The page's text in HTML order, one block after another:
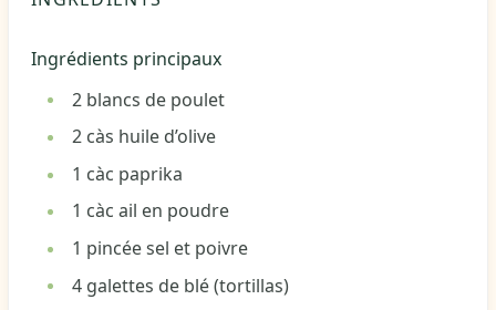
Ingrédients principaux
2 blancs de poulet
2 càs huile d’olive
1 càc paprika
1 càc ail en poudre
1 pincéesel et poivre
4 galettes de blé (tortillas)